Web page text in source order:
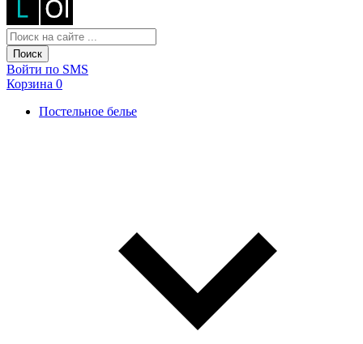
Поиск
Войти по SMS
Корзина 0
Постельное белье